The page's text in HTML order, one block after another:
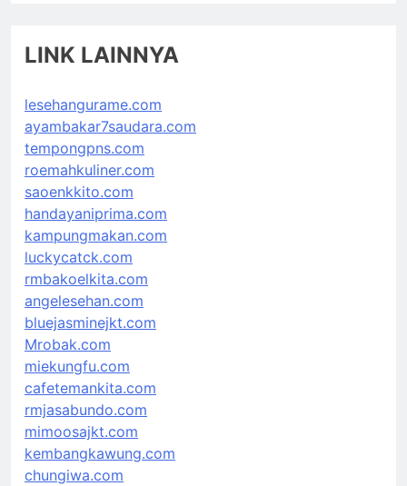
LINK LAINNYA
lesehangurame.com
ayambakar7saudara.com
tempongpns.com
roemahkuliner.com
saoenkkito.com
handayaniprima.com
kampungmakan.com
luckycatck.com
rmbakoelkita.com
angelesehan.com
bluejasminejkt.com
Mrobak.com
miekungfu.com
cafetemankita.com
rmjasabundo.com
mimoosajkt.com
kembangkawung.com
chungiwa.com